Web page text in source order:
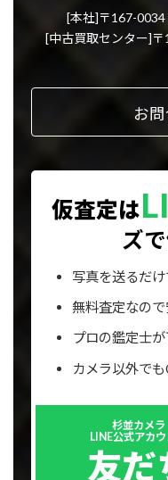
[本社]〒167-
[中古買取センター]〒
お
仮査定は
ズ
写真を送るだけ
無料査定なので
プロの鑑定士が
カメラ以外で
杉並カメラ
LINE公式アカ
友だ